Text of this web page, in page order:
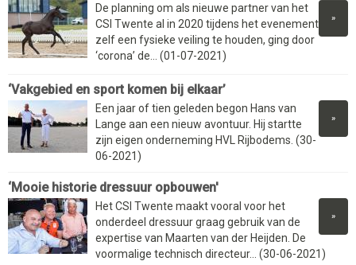
»
De planning om als nieuwe partner van het
CSI Twente al in 2020 tijdens het evenement
zelf een fysieke veiling te houden, ging door
‘corona’ de... (01-07-2021)
‘Vakgebied en sport komen bij elkaar’
»
Een jaar of tien geleden begon Hans van
Lange aan een nieuw avontuur. Hij startte
zijn eigen onderneming HVL Rijbodems. (30-
06-2021)
‘Mooie historie dressuur opbouwen'
»
Het CSI Twente maakt vooral voor het
onderdeel dressuur graag gebruik van de
expertise van Maarten van der Heijden. De
voormalige technisch directeur... (30-06-2021)